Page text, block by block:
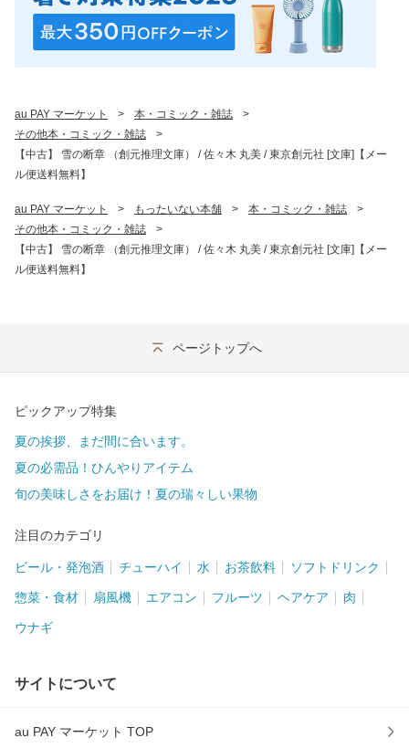
au PAY マーケット > 本・コミック・雑誌
>
その他本・コミック・雑誌
>
【中古】 雪の断章 （創元推理文庫） / 佐々木 丸美 / 東京創元社 [文庫]【メー
ル便送料無料】
au PAY マーケット > もったいない本舗 > 本・コミック・雑誌
>
その他本・コミック・雑誌
>
【中古】 雪の断章 （創元推理文庫） / 佐々木 丸美 / 東京創元社 [文庫]【メー
ル便送料無料】
ページトップへ
ピックアップ特集
夏の挨拶、まだ間に合います。
夏の必需品！ひんやりアイテム
旬の美味しさをお届け！夏の瑞々しい果物
注目のカテゴリ
ビール・発泡酒 チューハイ 水 お茶飲料 ソフトドリンク
惣菜・食材 扇風機 エアコン フルーツ ヘアケア 肉
ウナギ
サイトについて
au PAY マーケット TOP